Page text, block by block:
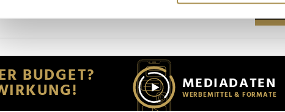
Wir verwenden Cookies, um Inhalte und Anzeigen zu
Website an unsere Partner für soziale Medien, Werbung und
möglicherweise mit weiteren Daten zusammen, die Sie ihnen
der Dienste gesammelt haben.